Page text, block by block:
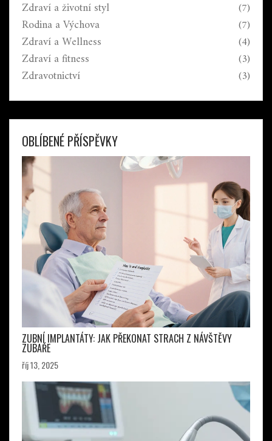
Zdraví a životní styl (7)
Rodina a Výchova (7)
Zdraví a Wellness (4)
Zdraví a fitness (3)
Zdravotnictví (3)
OBLÍBENÉ PŘÍSPĚVKY
ZUBNÍ IMPLANTÁTY: JAK PŘEKONAT STRACH Z NÁVŠTĚVY
ZUBAŘE
říj 13, 2025